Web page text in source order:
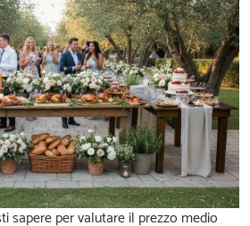
sapere per valutare il prezzo medio